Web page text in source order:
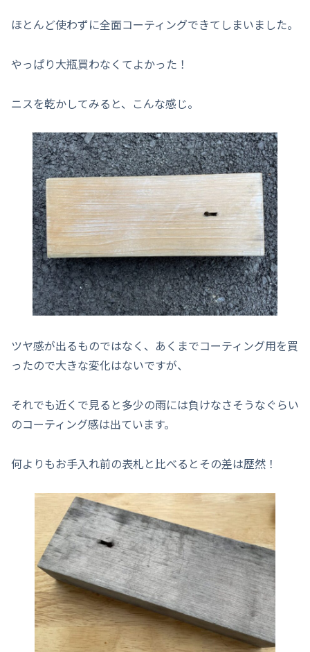
ほとんど使わずに全面コーティングできてしまいました。
やっぱり大瓶買わなくてよかった！
ニスを乾かしてみると、こんな感じ。
ツヤ感が出るものではなく、あくまでコーティング用を買
ったので大きな変化はないですが、
それでも近くで見ると多少の雨には負けなさそうなぐらい
のコーティング感は出ています。
何よりもお手入れ前の表札と比べるとその差は歴然！